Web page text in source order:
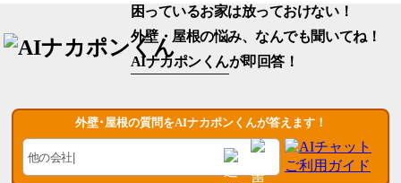
困っているお家は放っておけない！
外壁・屋根の悩み、なんでも聞いてね！
AIナカポンくんが即回答！
外壁･屋根の質問をAIナカポンくんが答えます！